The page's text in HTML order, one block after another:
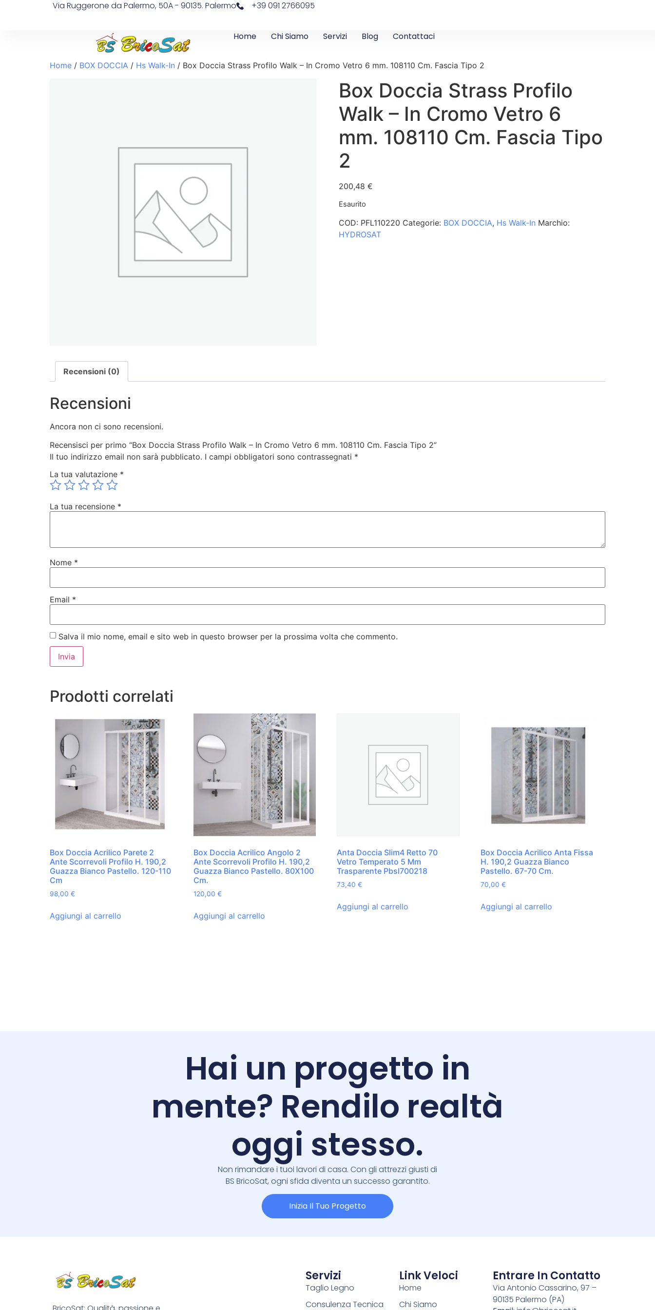
Via Ruggerone da Palermo, 50A - 90135. Palermo +39 091 2766095
Home Chi Siamo Servizi Blog Contattaci
Home / BOX DOCCIA / Hs Walk-In / Box Doccia Strass Profilo Walk – In Cromo Vetro 6 mm. 108110 Cm. Fascia Tipo 2
Box Doccia Strass Profilo
Walk – In Cromo Vetro 6
mm. 108110 Cm. Fascia Tipo
2
200,48 €
Esaurito
COD: PFL110220 Categorie: BOX DOCCIA, Hs Walk-In Marchio:
HYDROSAT
Recensioni (0)
Recensioni
Ancora non ci sono recensioni.
Recensisci per primo “Box Doccia Strass Profilo Walk – In Cromo Vetro 6 mm. 108110 Cm. Fascia Tipo 2”
Il tuo indirizzo email non sarà pubblicato. I campi obbligatori sono contrassegnati *
La tua valutazione *
La tua recensione *
Nome *
Email *
Salva il mio nome, email e sito web in questo browser per la prossima volta che commento.
Prodotti correlati
Box Doccia Acrilico Parete 2
Ante Scorrevoli Profilo H. 190,2
Guazza Bianco Pastello. 120-110
Cm
98,00 €
Aggiungi al carrello
Box Doccia Acrilico Angolo 2
Ante Scorrevoli Profilo H. 190,2
Guazza Bianco Pastello. 80X100
Cm.
120,00 €
Aggiungi al carrello
Anta Doccia Slim4 Retto 70
Vetro Temperato 5 Mm
Trasparente Pbsl700218
73,40€
Aggiungi al carrello
Box Doccia Acrilico Anta Fissa
H. 190,2 Guazza Bianco
Pastello. 67-70 Cm.
70,00€
Aggiungi al carrello
Hai un progetto in
mente? Rendilo realtà
oggi stesso.
Non rimandare i tuoi lavori di casa. Con gli attrezzi giusti di
BS BricoSat, ogni sfida diventa un successo garantito.
Inizia Il Tuo Progetto
Servizi
Taglio Legno
Consulenza Tecnica
Link Veloci
Home
Chi Siamo
Entrare In Contatto
Via Antonio Cassarino, 97 –
90135 Palermo (PA)